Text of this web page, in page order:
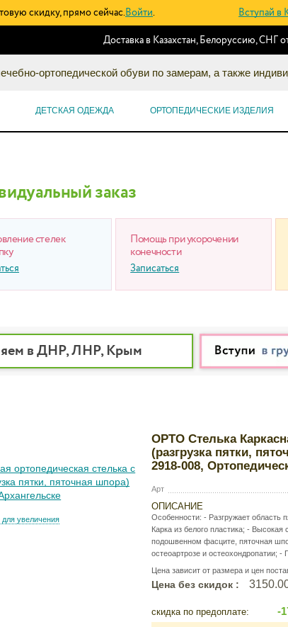
скидку, прямо сейчас.Войти. Вступай в
Доставка в Казахстан, Белоруссию, СНГ
ортопедической обуви по замерам, а также
ДЕТСКАЯ ОДЕЖДА ОРТОПЕДИЧЕСКИЕ ИЗДЕЛИЯ
заказ
стелек
Помощь при укорочении
конечности
Записаться
в ДНР, ЛНР, Крым
увеличения
ОРТО Стелька
(разгрузка пятки,
2918-008,
Арт
ОПИСАНИЕ
Особенности: - Разгружает область
Карка из белого пластика; -
подошвенном фасците, пяточная
остеоартрозе и остеохондропатии; -
Цена зависит от размера и цен
Цена без скидок :
скидка по предоплате: -